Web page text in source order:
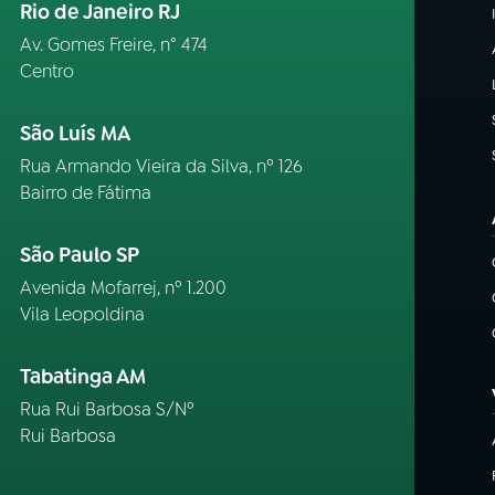
Rio de Janeiro RJ
Av. Gomes Freire, n° 474
Centro
São Luís MA
Rua Armando Vieira da Silva, nº 126
Bairro de Fátima
São Paulo SP
Avenida Mofarrej, nº 1.200
Vila Leopoldina
Tabatinga AM
Rua Rui Barbosa S/Nº
Rui Barbosa